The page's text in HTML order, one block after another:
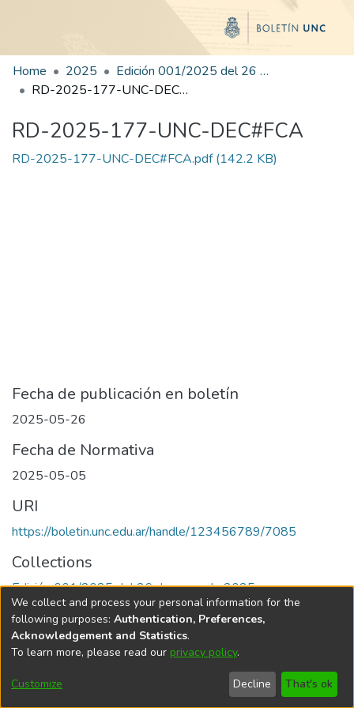
Home 2025
Edición 001/2025 del 26 de mayo de 2025
RD-2025-177-UNC-DEC#FCA
RD-2025-177-UNC-DEC#FCA
RD-2025-177-UNC-DEC#FCA.pdf(142.2 KB)
Fecha de publicación en boletín
2025-05-26
Fecha de Normativa
2025-05-05
URI
https://boletin.unc.edu.ar/handle/123456789/7085
Collections
Edición 001/2025 del 26 de mayo de 2025
Universidad Nacional de Córdoba
We collect and process your personal information for the
following purposes: Authentication, Preferences,
Acknowledgement and Statistics.
To learn more, please read our privacy policy.
Customize Decline That's ok